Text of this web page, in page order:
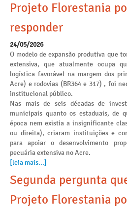
Projeto Florestania
responder
24/05/2026
O modelo de expansão produtiva que
extensiva, que atualmente ocupa
logística favorável na margem dos
Acre) e rodovias (BR364 e 317) , foi
institucional público.
Nas mais de seis décadas de
municipais quanto os estaduais, de
época nem existia a insignificante
ou direita), criaram instituições e
para apoiar o desenvolvimento
pecuária extensiva no Acre.
[leia mais...]
Segunda pergunta
Projeto Florestania